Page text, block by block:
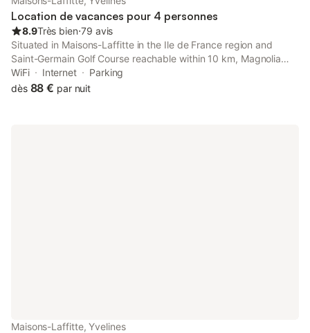
Location de vacances pour 4 personnes
8.9Très bien⋅79 avis
Situated in Maisons-Laffitte in the Ile de France region and
Saint-Germain Golf Course reachable within 10 km, Magnolia
Cottage features accommodation with free WiFi, a children's
playground, free bikes and free private parking.
WiFi Internet
Parking
dès 88 € par nuit
Maisons-Laffitte, Yvelines